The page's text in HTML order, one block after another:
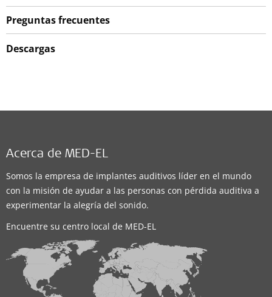
Preguntas frecuentes
Descargas
Acerca de MED-EL
Somos la empresa de implantes auditivos líder en el mundo
con la misión de ayudar a las personas con pérdida auditiva a
experimentar la alegría del sonido.
Encuentre su centro local de MED-EL